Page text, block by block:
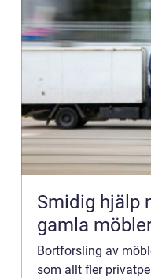
Smidig hjälp
gamla
Bortforsling av
som allt fler